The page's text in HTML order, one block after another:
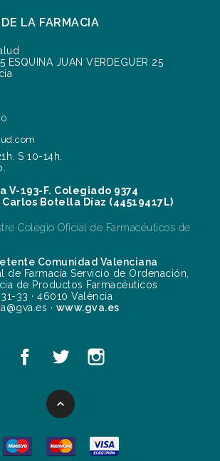
LA FARMACIA
ESQUINA JUAN VERDEGUER 25
S 10-14h.
V-193-F. Colegiado 9374
Botella Díaz (44519417L)
Colegio Oficial de Farmacéuticos de
Comunidad Valenciana
de Farmacia Servicio de Ordenación,
de Productos Farmacéuticos
33 · 46010 València
· www.gva.es
